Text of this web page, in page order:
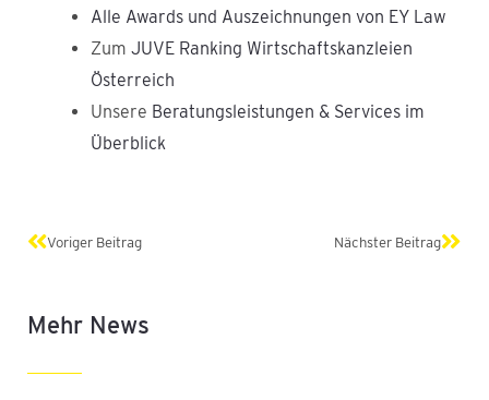
Alle Awards und Auszeichnungen von EY Law
Zum JUVE Ranking Wirtschaftskanzleien
Österreich
Unsere Beratungsleistungen & Services im
Überblick
Zurück
Voriger Beitrag Nächster Beitrag
Mehr News